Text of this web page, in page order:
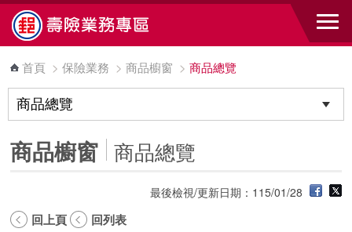
跳到主要內容區塊
首頁 >保險業務 >商品櫥窗 >商品總覽
商品櫥窗 商品總覽
最後檢視/更新日期：115/01/28
回上頁 回列表